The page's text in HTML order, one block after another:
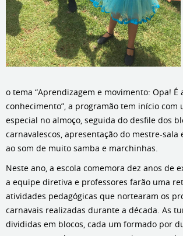
o tema “Aprendizagem e movimento: Opa! É
conhecimento”, a programão tem início com
especial no almoço, seguida do desfile dos
carnavalescos, apresentação do mestre-
ao som de muito samba e marchinhas.
Neste ano, a escola comemora dez anos de
a equipe diretiva e professores farão uma
atividades pedagógicas que nortearam os
carnavais realizadas durante a década. As
divididas em blocos, cada um formado por